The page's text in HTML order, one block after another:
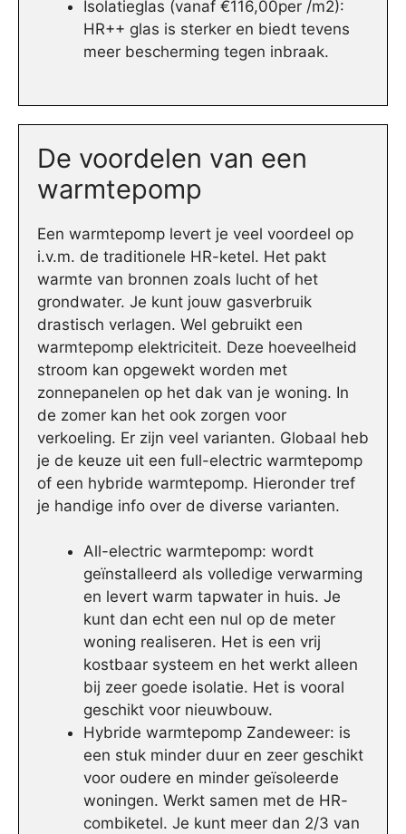
Isolatieglas (vanaf €116,00per /m2):
HR++ glas is sterker en biedt tevens
meer bescherming tegen inbraak.
De voordelen van een
warmtepomp
Een warmtepomp levert je veel voordeel op
i.v.m. de traditionele HR-ketel. Het pakt
warmte van bronnen zoals lucht of het
grondwater. Je kunt jouw gasverbruik
drastisch verlagen. Wel gebruikt een
warmtepomp elektriciteit. Deze hoeveelheid
stroom kan opgewekt worden met
zonnepanelen op het dak van je woning. In
de zomer kan het ook zorgen voor
verkoeling. Er zijn veel varianten. Globaal heb
je de keuze uit een full-electric warmtepomp
of een hybride warmtepomp. Hieronder tref
je handige info over de diverse varianten.
All-electric warmtepomp: wordt
geïnstalleerd als volledige verwarming
en levert warm tapwater in huis. Je
kunt dan echt een nul op de meter
woning realiseren. Het is een vrij
kostbaar systeem en het werkt alleen
bij zeer goede isolatie. Het is vooral
geschikt voor nieuwbouw.
Hybride warmtepomp Zandeweer: is
een stuk minder duur en zeer geschikt
voor oudere en minder geïsoleerde
woningen. Werkt samen met de HR-
combiketel. Je kunt meer dan 2/3 van